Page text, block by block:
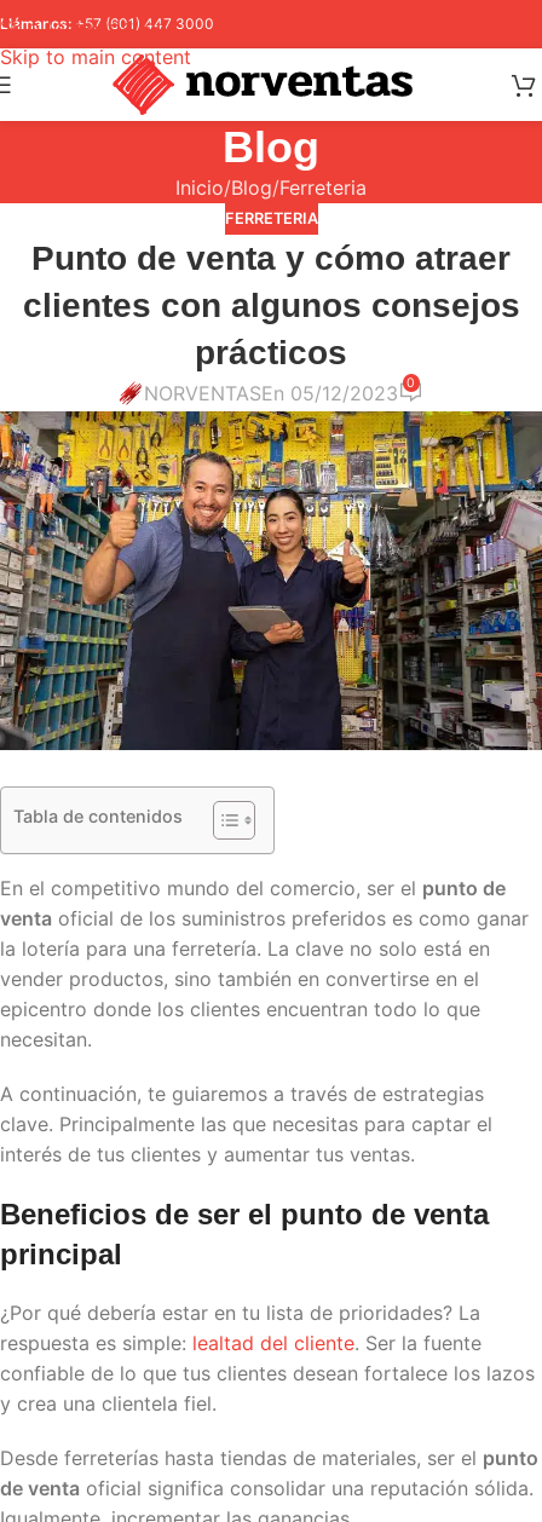
Skip to navigation
Skip to main content
Llámanos: +57 (601) 447 3000
Blog
Inicio Blog Ferreteria
FERRETERIA
Punto de venta y cómo atraer
clientes con algunos consejos
prácticos
NORVENTASEn 05/12/2023 0
Tabla de contenidos
En el competitivo mundo del comercio, ser el punto de
venta oficial de los suministros preferidos es como ganar
la lotería para una ferretería. La clave no solo está en
vender productos, sino también en convertirse en el
epicentro donde los clientes encuentran todo lo que
necesitan.
A continuación, te guiaremos a través de estrategias
clave. Principalmente las que necesitas para captar el
interés de tus clientes y aumentar tus ventas.
Beneficios de ser el punto de venta
principal
¿Por qué debería estar en tu lista de prioridades? La
respuesta es simple: lealtad del cliente. Ser la fuente
confiable de lo que tus clientes desean fortalece los lazos
y crea una clientela fiel.
Desde ferreterías hasta tiendas de materiales, ser el punto
de venta oficial significa consolidar una reputación sólida.